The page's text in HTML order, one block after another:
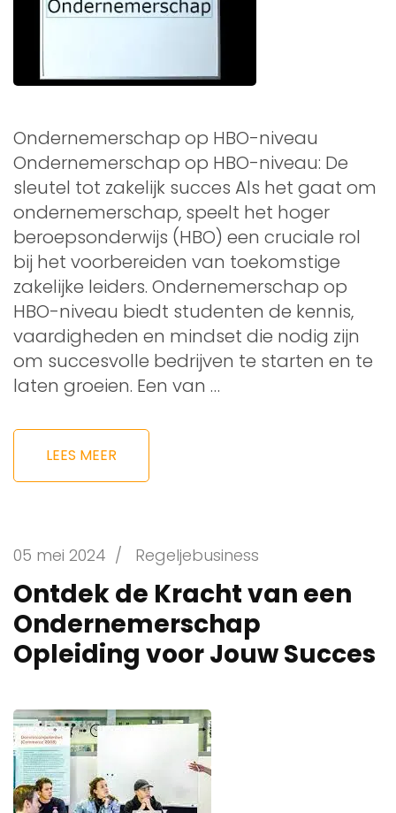
Ondernemerschap op HBO-niveau
Ondernemerschap op HBO-niveau: De
sleutel tot zakelijk succes Als het gaat om
ondernemerschap, speelt het hoger
beroepsonderwijs (HBO) een cruciale rol
bij het voorbereiden van toekomstige
zakelijke leiders. Ondernemerschap op
HBO-niveau biedt studenten de kennis,
vaardigheden en mindset die nodig zijn
om succesvolle bedrijven te starten en te
laten groeien. Een van …
LEES MEER
05 mei 2024 / Regeljebusiness
Ontdek de Kracht van een
Ondernemerschap
Opleiding voor Jouw Succes